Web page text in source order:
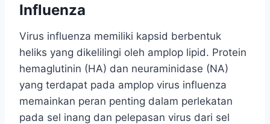
Influenza
Virus influenza memiliki kapsid berbentuk
heliks yang dikelilingi oleh amplop lipid. Protein
hemaglutinin (HA) dan neuraminidase (NA)
yang terdapat pada amplop virus influenza
memainkan peran penting dalam perlekatan
pada sel inang dan pelepasan virus dari sel